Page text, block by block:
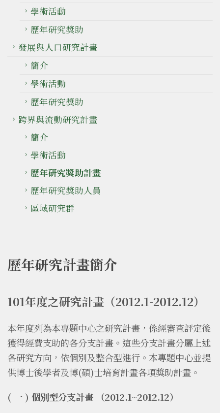
學術活動
歷年研究獎助
發展與人口研究計畫
簡介
學術活動
歷年研究獎助
跨界與流動研究計畫
簡介
學術活動
歷年研究獎助計畫
歷年研究獎助人員
區域研究群
歷年研究計畫簡介
101年度之研究計畫（2012.1-2012.12）
本年度列為本專題中心之研究計畫，係經審查評定後
獲得經費支助的各分支計畫。這些分支計畫分屬上述
各研究方向，依個別及整合型進行。本專題中心並提
供博士後學者及博(碩)士培育計畫各項獎助計畫。
( 一 ) 個別型分支計畫 （2012.1~2012.12）